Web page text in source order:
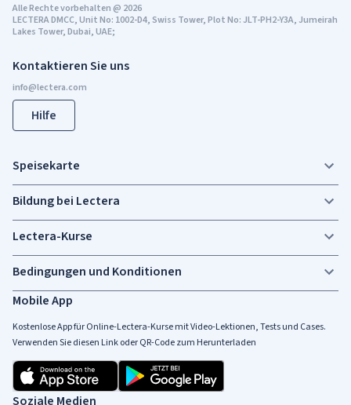
Kontaktieren Sie uns
Hilfe
Mobile App
Kostenlose App für Online-Lectera-Kurse mit Video-Lektionen, Tests und Cases.
Verwenden Sie diesen Link oder QR-Code zum Herunterladen
Soziale Medien
Alle Rechte vorbehalten@ 2026
LECTERA DMCC, Unit No: 1002-D4, Swiss Tower, Plot No: JLT-PH2-Y3A, Jumeirah
Lakes Tower, Dubai, UAE;
Speisekarte
Bildung bei Lectera
Lectera-Kurse
Bedingungen und Konditionen